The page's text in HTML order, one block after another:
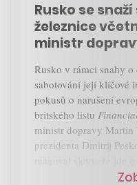
Rusko se
železnice
ministr
Rusko v rámci snahy
sabotování její klíčové
pokusů o narušení
britského listu
ministr dopravy
prezidenta Dmitrij